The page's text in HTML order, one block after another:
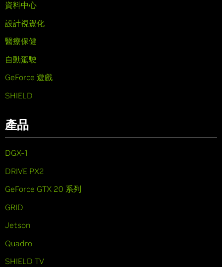
資料中心
設計視覺化
醫療保健
自動駕駛
GeForce 遊戲
SHIELD
產品
DGX-1
DRIVE PX2
GeForce GTX 20 系列
GRID
Jetson
Quadro
SHIELD TV